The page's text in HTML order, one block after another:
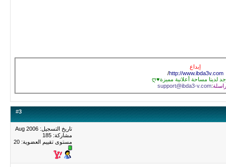
إبداع
http://www.ibda3v.com
/
:
support@ibda3-v.com
#3
تاريخ التسجيل: Aug 2006
مشاركة: 185
مستوى تقييم العضوية: 20